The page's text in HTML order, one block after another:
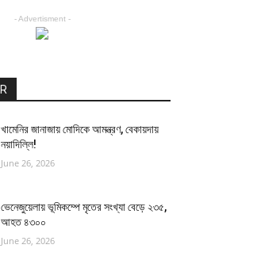
- Advertisment -
খামেনির জানাজায় মোদিকে আমন্ত্রণ, বেকায়দায়
নয়াদিল্লি!
June 26, 2026
ভেনেজুয়েলায় ভূমিকম্পে মৃতের সংখ্যা বেড়ে ২৩৫,
আহত ৪৩০০
June 26, 2026